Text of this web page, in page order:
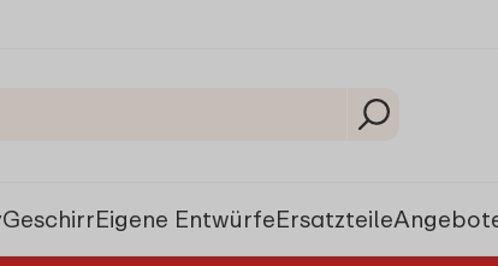
GeschirrEigene EntwürfeErsatzteile